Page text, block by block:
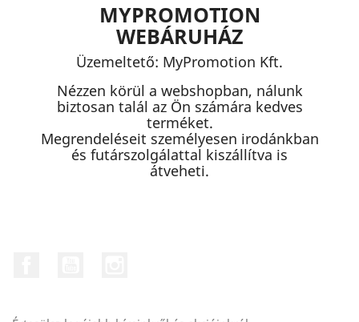
MYPROMOTION
WEBÁRUHÁZ
Üzemeltető: MyPromotion Kft.
Nézzen körül a webshopban, nálunk
biztosan talál az Ön számára kedves
terméket.
Megrendeléseit személyesen irodánkban
és futárszolgálattal kiszállítva is
átveheti.